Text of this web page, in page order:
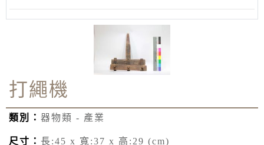
打繩機
類別： 器物類 - 產業
尺寸： 長:45 x 寬:37 x 高:29 (cm)